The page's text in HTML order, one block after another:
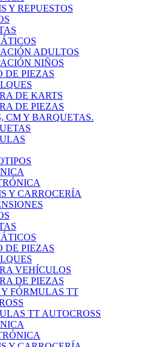
Y REPUESTOS
ADULTOS
NIÑOS
DE PIEZAS
DE KARTS
DE PIEZAS
CM Y BARQUETAS.
Y CARROCERÍA
DE PIEZAS
VEHÍCULOS
DE PIEZAS
Y FÓRMULAS TT
TT AUTOCROSS